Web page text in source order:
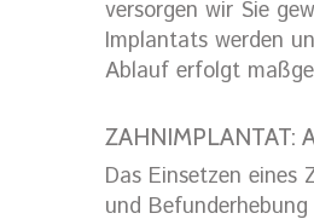
versorgen wir Sie
Implantats werden
Ablauf erfolgt
ZAHNIMPLANTAT:
Das Einsetzen eines
und